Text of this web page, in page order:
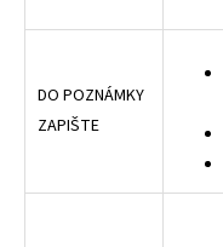
DO POZNÁMKY
ZAPIŠTE